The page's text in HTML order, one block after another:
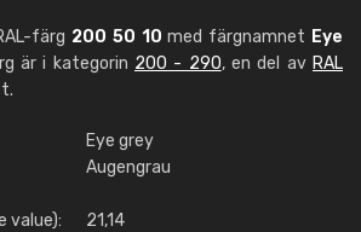
färg 200 50 10 med färgnamnet Eye
är i kategorin 200 - 290, en del av RAL
Eye grey
Augengrau
value): 21,14